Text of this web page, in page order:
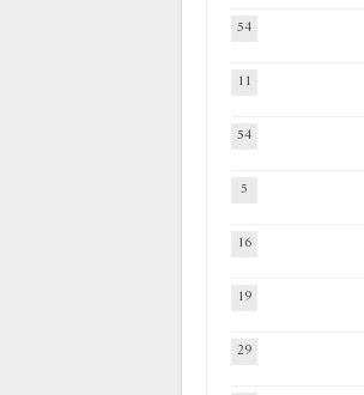
54
11
54
5
16
19
29